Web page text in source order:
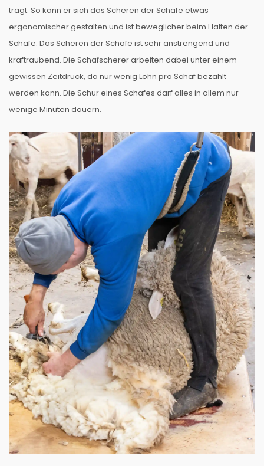
trägt. So kann er sich das Scheren der Schafe etwas
ergonomischer gestalten und ist beweglicher beim Halten der
Schafe. Das Scheren der Schafe ist sehr anstrengend und
kraftraubend. Die Schafscherer arbeiten dabei unter einem
gewissen Zeitdruck, da nur wenig Lohn pro Schaf bezahlt
werden kann. Die Schur eines Schafes darf alles in allem nur
wenige Minuten dauern.